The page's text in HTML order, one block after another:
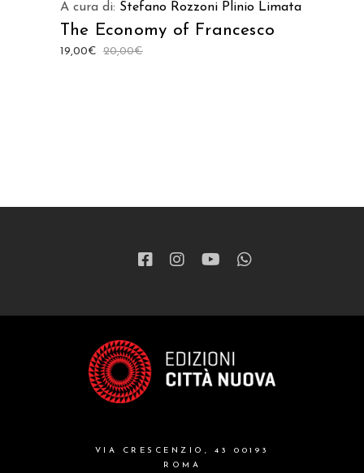
A cura di: Stefano Rozzoni Plinio Limata
The Economy of Francesco
20,00€
19,00€
VIA CRESCENZIO, 43 00193
ROMA